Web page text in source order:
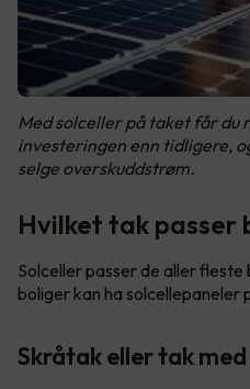
Med solceller på taket får du
investeringen enn tidligere,
selge overskuddstrøm.
Hvilket tak passer
Solceller passer de aller
boliger kan ha
Skråtak eller tak